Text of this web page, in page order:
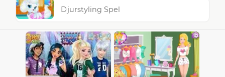
Djurstyling Spel